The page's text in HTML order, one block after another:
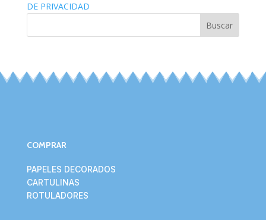
DE PRIVACIDAD
Buscar
COMPRAR
PAPELES DECORADOS
CARTULINAS
ROTULADORES